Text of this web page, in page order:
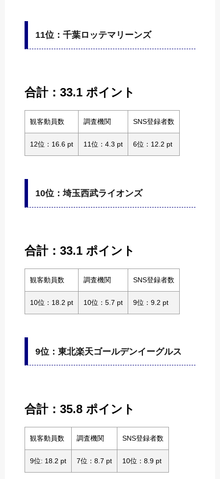
11位：千葉ロッテマリーンズ
合計：33.1 ポイント
観客動員数 調査機関 SNS登録者数
12位：16.6 pt 11位：4.3 pt 6位：12.2 pt
10位：埼玉西武ライオンズ
合計：33.1 ポイント
観客動員数 調査機関 SNS登録者数
10位：18.2 pt 10位：5.7 pt 9位：9.2 pt
9位：東北楽天ゴールデンイーグルス
合計：35.8 ポイント
観客動員数 調査機関 SNS登録者数
9位: 18.2 pt 7位：8.7 pt 10位：8.9 pt